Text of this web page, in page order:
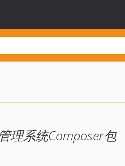
理系统Composer包